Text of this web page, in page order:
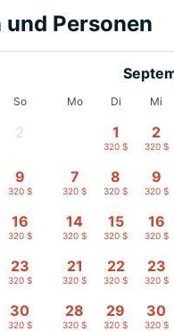
und Personen
So
2
9
320 $
16
320 $
23
320 $
30
320 $
Mo Di Mi
1
320 $
2
320 $
7
320 $
8
320 $
9
320 $
14
320 $
15
320 $
16
320 $
21
320 $
22
320 $
23
320 $
28
320 $
29
320 $
30
320 $